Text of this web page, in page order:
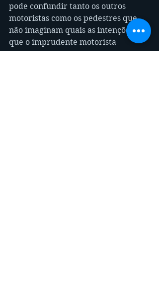
pode confundir tanto os outros
motoristas como os pedestres que
não imaginam quais as intenções
que o imprudente motorista
pretende.